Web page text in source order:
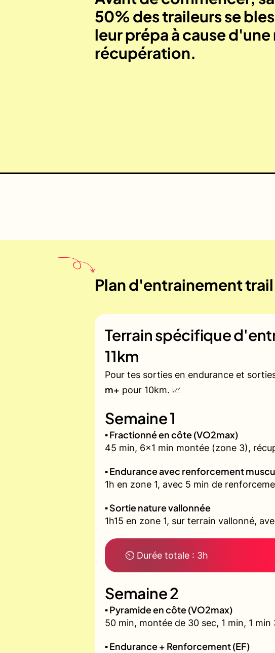
50% des traileurs se
leur prépa à cause
récupération.
Plan d'entrainement trail
Terrain spécifique
11km
Pour tes sorties en endurance et
m+ pour 10km. 📈
Semaine 1
▪️ Fractionné en côte (VO2max)
45 min, 6x1 min montée (zone 3),
▪️ Endurance avec renforcement
1h en zone 1, avec 5 min de
▪️ Sortie nature vallonnée
1h15 en zone 1, sur terrain vallonné,
⏲ Durée totale : 3h
Semaine 2
▪️ Pyramide en côte (VO2max)
50 min, montée de 30 sec, 1 min, 1
▪️ Endurance + Renforcement (EF)